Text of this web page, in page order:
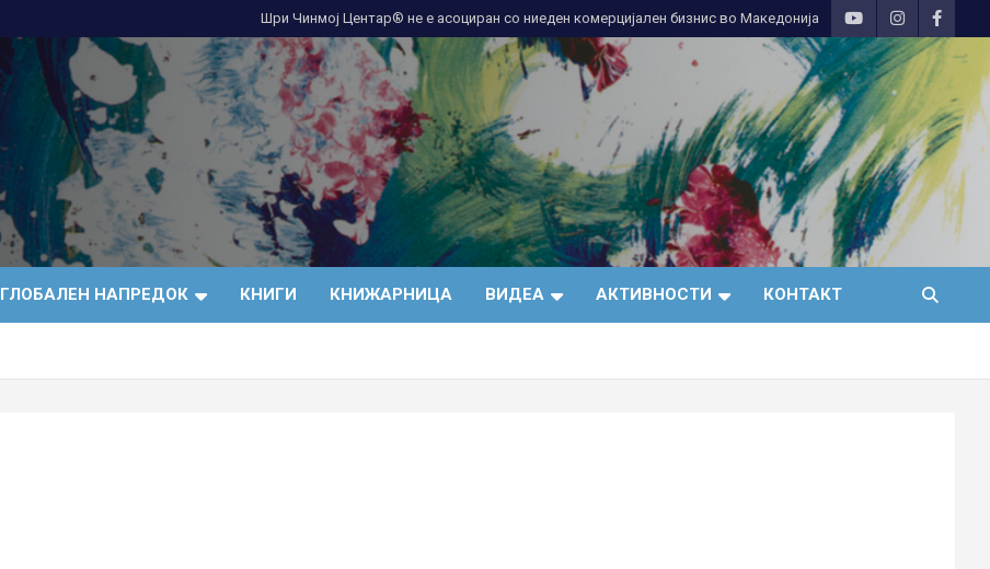
Шри Чинмој Центар® не е асоциран со ниеден комерцијален бизнис во Македонија
ГЛОБАЛЕН НАПРЕДОК КНИГИ КНИЖАРНИЦА ВИДЕА АКТИВНОСТИ КОНТАКТ